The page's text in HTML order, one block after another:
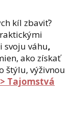
kíl zbaviť?
svoju váhu,
ako získať
štýlu, výživnou
Tajomstvá